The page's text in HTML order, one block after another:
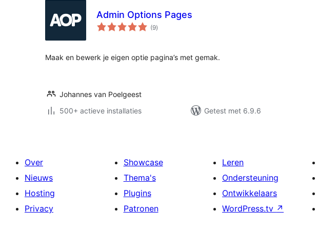
Admin Options Pages
(9totaal
waarderingen
)
Maak en bewerk je eigen optie pagina’s met gemak.
Johannes van Poelgeest
500+ actieve installaties
Getest met 6.9.6
Over
Nieuws
Hosting
Privacy
Showcase
Thema's
Plugins
Patronen
Leren
Ondersteuning
Ontwikkelaars
WordPress.tv ↗